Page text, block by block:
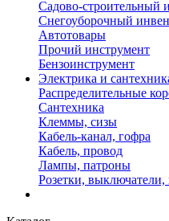
Садово-строительный
Снегоуборочный
Автотовары
Прочий инструмент
Бензоинструмент
Электрика и
Распределительные
Сантехника
Клеммы, сизы
Кабель-канал, гофра
Кабель, провод
Лампы, патроны
Розетки, выключатели,